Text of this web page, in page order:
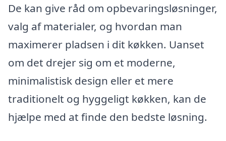
De kan give råd om opbevaringsløsninger,
valg af materialer, og hvordan man
maximerer pladsen i dit køkken. Uanset
om det drejer sig om et moderne,
minimalistisk design eller et mere
traditionelt og hyggeligt køkken, kan de
hjælpe med at finde den bedste løsning.